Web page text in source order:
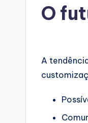
O
A